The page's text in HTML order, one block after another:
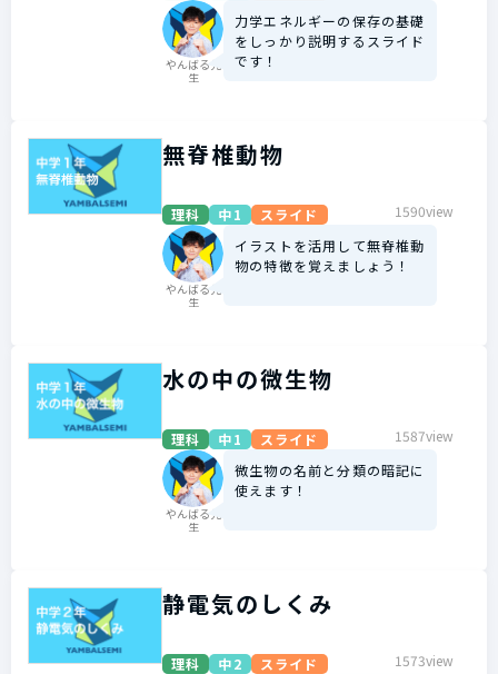
やんばる先
生
力学エネルギーの保存の基礎
をしっかり説明するスライド
です！
無脊椎動物
理科 中1 スライド 1590view
やんばる先
生
イラストを活用して無脊椎動
物の特徴を覚えましょう！
水の中の微生物
理科 中1 スライド 1587view
やんばる先
生
微生物の名前と分類の暗記に
使えます！
静電気のしくみ
理科 中2 スライド 1573view